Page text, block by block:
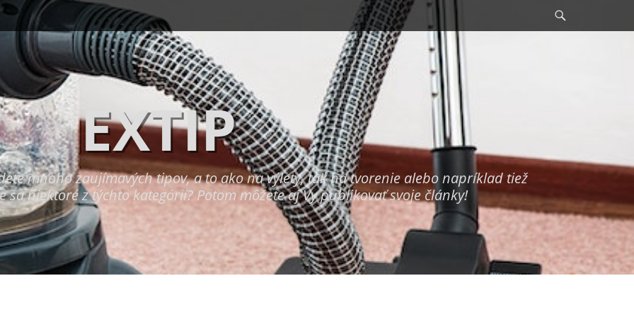
EXTIP
mnoho zaujímavých tipov, a to ako na výlety, tak na tvorenie alebo napríklad tiež
sa niektoré z týchto kategórií? Potom môžete aj Vy publikovať svoje články!